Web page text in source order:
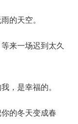
的天空。
来一场迟到太久
，是幸福的。
的冬天变成春